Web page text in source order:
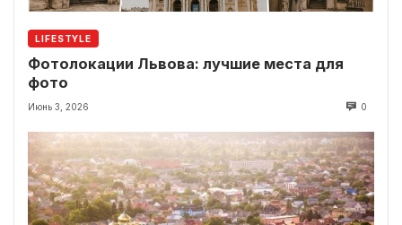
LIFESTYLE
Фотолокации Львова: лучшие места для
фото
Июнь 3, 2026 0